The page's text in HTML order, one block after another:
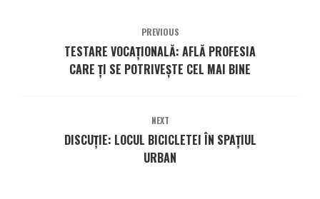
PREVIOUS
TESTARE VOCAȚIONALĂ: AFLĂ PROFESIA
CARE ȚI SE POTRIVEȘTE CEL MAI BINE
NEXT
DISCUȚIE: LOCUL BICICLETEI ÎN SPAȚIUL
URBAN